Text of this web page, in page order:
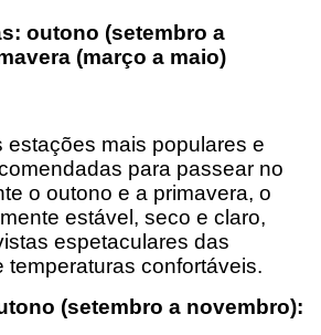
outono (setembro a
(março a maio)
estações mais populares e
para passear no
o outono e a primavera, o
estável, seco e claro,
espetaculares das
temperaturas confortáveis.
(setembro a novembro):